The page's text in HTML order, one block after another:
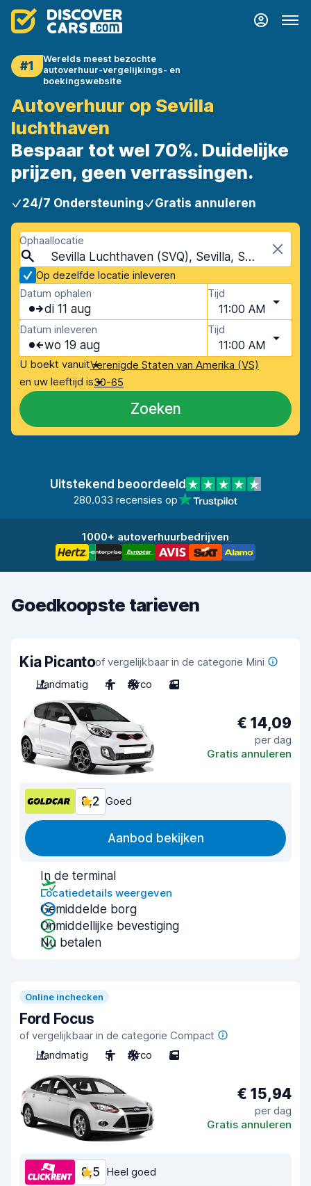
#1
Werelds meest bezochte
autoverhuur-vergelijkings- en
boekingswebsite
Autoverhuur op Sevilla
luchthaven
Bespaar tot wel 70%. Duidelijke
prijzen, geen verrassingen.
24/7 Ondersteuning Gratis annuleren
Ophaallocatie
Sevilla Luchthaven (SVQ), Sevilla, Spanje
Op dezelfde locatie inleveren
Datum ophalen
di 11 aug
Tijd
11:00 AM
Datum inleveren
wo 19 aug
Tijd
11:00 AM
U boekt vanuitVerenigde Staten van Amerika (VS)
en uw leeftijd is30-65
Zoeken
Uitstekend beoordeeld
280.033 recensies op
1000+ autoverhuurbedrijven
Goedkoopste tarieven
Kia Picantoof vergelijkbaar in de categorie Mini
Handmatig
4 Airco 3
€ 14,09
per dag
Gratis annuleren
8,2 Goed
Aanbod bekijken
In de terminal
Locatiedetails weergeven
Gemiddelde borg
Onmiddellijke bevestiging
Nu betalen
Online inchecken
Ford Focus
of vergelijkbaar in de categorie Compact
Handmatig
5 Airco 5
€ 15,94
per dag
Gratis annuleren
8,5 Heel goed